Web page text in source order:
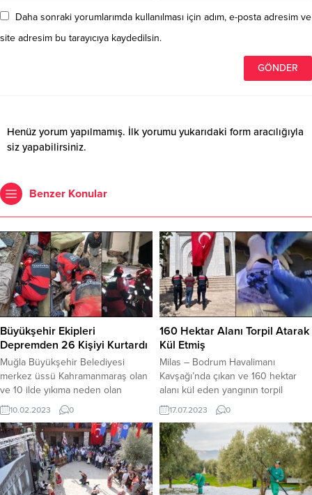
Daha sonraki yorumlarımda kullanılması için adım, e-posta adresim ve
site adresim bu tarayıcıya kaydedilsin.
Henüz yorum yapılmamış. İlk yorumu yukarıdaki form aracılığıyla
siz yapabilirsiniz.
Benzer Konular
Büyükşehir Ekipleri
Depremden 26 Kişiyi Kurtardı
Muğla Büyükşehir Belediyesi
merkez üssü Kahramanmaraş olan
ve 10 ilde yıkıma neden olan
deprem sonrası 129 personel ve
33 araçla bölgedeki çalışmalarını
sürdürüyor. Büyükşehir Belediyesi
ekipleri 26 kişiyi enkaz altından
canlı olarak kurtardı. Türkiye
tarihinin en büyük felaketlerinden
birinin yaşandığı merkez üssü
10.02.2023 0
160 Hektar Alanı Torpil Atarak
Kül Etmiş
Milas – Bodrum Havalimanı
Kavşağı’nda çıkan ve 160 hektar
alanı kül eden yangının torpil
atılarak çıkarıldığı tespit edildi.
Torpili attığı belirlenen M.D.
tutuklanarak cezaevine gönderildi.
Milas’ın Akyol Mahallesi Havalimanı
kavşağındaki makilik alanda 14
Temmuz 2023 günü saat 14.30
sıralarında otluk alanda başlayıp
17.07.2023 0